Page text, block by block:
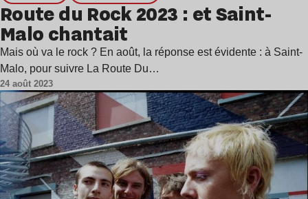
Route du Rock 2023 : et Saint-
Malo chantait
Mais où va le rock ? En août, la réponse est évidente : à Saint-
Malo, pour suivre La Route Du…
24 août 2023